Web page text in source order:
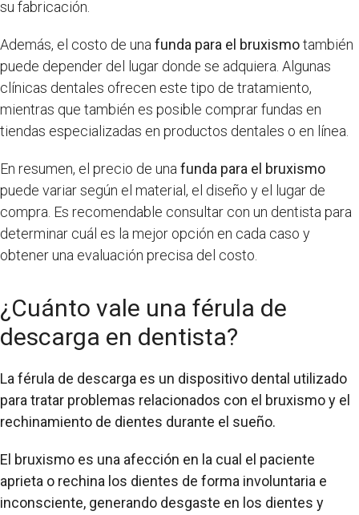
su fabricación.
Además, el costo de una funda para el bruxismotambién
puede depender del lugar donde se adquiera. Algunas
clínicas dentales ofrecen este tipo de tratamiento,
mientras que también es posible comprar fundas en
tiendas especializadas en productos dentales o en línea.
En resumen, el precio de una funda para el bruxismo
puede variar según el material, el diseño y el lugar de
compra. Es recomendable consultar con un dentista para
determinar cuál es la mejor opción en cada caso y
obtener una evaluación precisa del costo.
¿Cuánto vale una férula de
descarga en dentista?
La férula de descarga es un dispositivo dental utilizado
para tratar problemas relacionados con el bruxismo y el
rechinamiento de dientes durante el sueño.
El bruxismo es una afección en la cual el paciente
aprieta o rechina los dientes de forma involuntaria e
inconsciente, generando desgaste en los dientes y